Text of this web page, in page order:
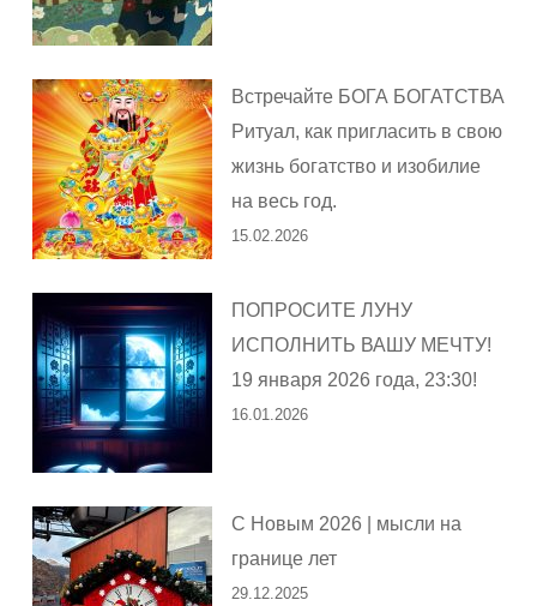
Встречайте БОГА БОГАТСТВА
Ритуал, как пригласить в свою
жизнь богатство и изобилие
на весь год.
15.02.2026
ПОПРОСИТЕ ЛУНУ
ИСПОЛНИТЬ ВАШУ МЕЧТУ!
19 января 2026 года, 23:30!
16.01.2026
С Новым 2026 | мысли на
границе лет
29.12.2025